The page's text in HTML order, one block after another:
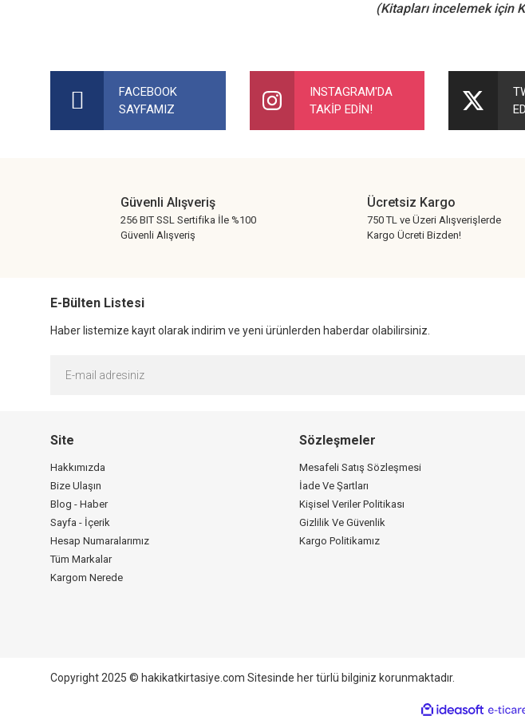
(Kitapları incelemek için
Bu ürüne
Bu ürüne benzer farklı alternatifler olmalı.
FACEBOOK
SAYFAMIZ
INSTAGRAM'DA
TAKİP EDİN!
Güvenli Alışveriş
256 BIT SSL Sertifika İle %100
Güvenli Alışveriş
Ücretsiz Kargo
750 TL ve Üzeri Alışverişlerde
Kargo Ücreti Bizden!
E-Bülten Listesi
Haber listemize kayıt olarak indirim ve yeni ürünlerden haberdar olabilirsiniz.
Site
Hakkımızda
Bize Ulaşın
Blog - Haber
Sayfa - İçerik
Hesap Numaralarımız
Tüm Markalar
Kargom Nerede
Sözleşmeler
Mesafeli Satış Sözleşmesi
İade Ve Şartları
Kişisel Veriler Politikası
Gizlilik Ve Güvenlik
Kargo Politikamız
Copyright 2025 © hakikatkirtasiye.com Sitesinde her türlü bilginiz korunmaktadır.
ideasoft